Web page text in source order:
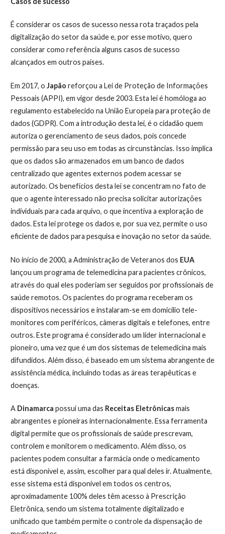
É considerar os casos de sucesso nessa rota traçados pela
digitalização do setor da saúde e, por esse motivo, quero
considerar como referência alguns casos de sucesso
alcançados em outros países.
Em 2017, o Japão reforçou a Lei de Proteção de Informações
Pessoais (APPI), em vigor desde 2003. Esta lei é homóloga ao
regulamento estabelecido na União Europeia para proteção de
dados (GDPR). Com a introdução desta lei, é o cidadão quem
autoriza o gerenciamento de seus dados, pois concede
permissão para seu uso em todas as circunstâncias. Isso implica
que os dados são armazenados em um banco de dados
centralizado que agentes externos podem acessar se
autorizado. Os benefícios desta lei se concentram no fato de
que o agente interessado não precisa solicitar autorizações
individuais para cada arquivo, o que incentiva a exploração de
dados. Esta lei protege os dados e, por sua vez, permite o uso
eficiente de dados para pesquisa e inovação no setor da saúde.
No início de 2000, a Administração de Veteranos dos EUA
lançou um programa de telemedicina para pacientes crônicos,
através do qual eles poderiam ser seguidos por profissionais de
saúde remotos. Os pacientes do programa receberam os
dispositivos necessários e instalaram-se em domicílio tele-
monitores com periféricos, câmeras digitais e telefones, entre
outros. Este programa é considerado um líder internacional e
pioneiro, uma vez que é um dos sistemas de telemedicina mais
difundidos. Além disso, é baseado em um sistema abrangente de
assistência médica, incluindo todas as áreas terapêuticas e
doenças.
A Dinamarca possui uma das Receitas Eletrônicasmais
abrangentes e pioneiras internacionalmente. Essa ferramenta
digital permite que os profissionais de saúde prescrevam,
controlem e monitorem o medicamento. Além disso, os
pacientes podem consultar a farmácia onde o medicamento
está disponível e, assim, escolher para qual deles ir. Atualmente,
esse sistema está disponível em todos os centros,
aproximadamente 100% deles têm acesso à Prescrição
Eletrônica, sendo um sistema totalmente digitalizado e
unificado que também permite o controle da dispensação de